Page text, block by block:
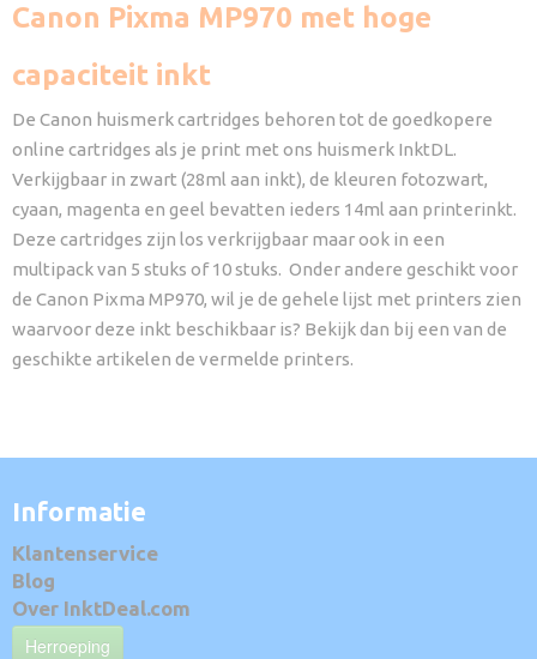
Canon Pixma MP970 met hoge
capaciteit inkt
De Canon huismerk cartridges behoren tot de goedkopere
online cartridges als je print met ons huismerk InktDL.
Verkijgbaar in zwart (28ml aan inkt), de kleuren fotozwart,
cyaan, magenta en geel bevatten ieders 14ml aan printerinkt.
Deze cartridges zijn los verkrijgbaar maar ook in een
multipack van 5 stuks of 10 stuks. Onder andere geschikt voor
de Canon Pixma MP970, wil je de gehele lijst met printers zien
waarvoor deze inkt beschikbaar is? Bekijk dan bij een van de
geschikte artikelen de vermelde printers.
Informatie
Klantenservice
Blog
Over InktDeal.com
Herroeping